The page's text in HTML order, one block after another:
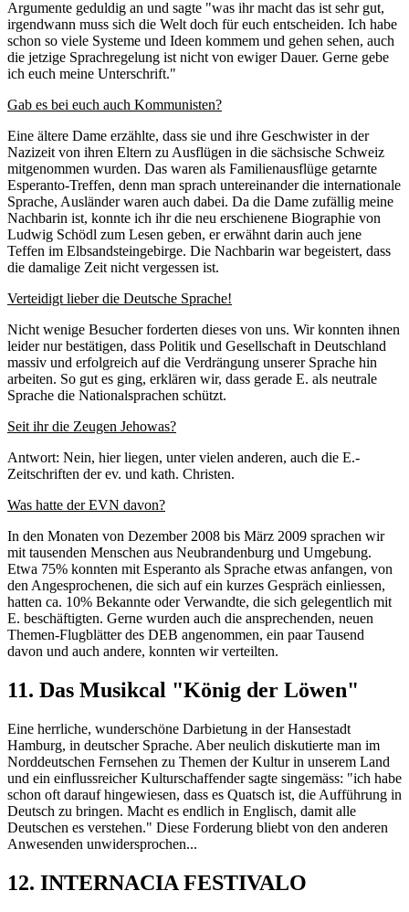
Argumente geduldig an und sagte "was ihr macht das ist sehr gut,
irgendwann muss sich die Welt doch für euch entscheiden. Ich habe
schon so viele Systeme und Ideen kommem und gehen sehen, auch
die jetzige Sprachregelung ist nicht von ewiger Dauer. Gerne gebe
ich euch meine Unterschrift."
Gab es bei euch auch Kommunisten?
Eine ältere Dame erzählte, dass sie und ihre Geschwister in der
Nazizeit von ihren Eltern zu Ausflügen in die sächsische Schweiz
mitgenommen wurden. Das waren als Familienausflüge getarnte
Esperanto-Treffen, denn man sprach untereinander die internationale
Sprache, Ausländer waren auch dabei. Da die Dame zufällig meine
Nachbarin ist, konnte ich ihr die neu erschienene Biographie von
Ludwig Schödl zum Lesen geben, er erwähnt darin auch jene
Teffen im Elbsandsteingebirge. Die Nachbarin war begeistert, dass
die damalige Zeit nicht vergessen ist.
Verteidigt lieber die Deutsche Sprache!
Nicht wenige Besucher forderten dieses von uns. Wir konnten ihnen
leider nur bestätigen, dass Politik und Gesellschaft in Deutschland
massiv und erfolgreich auf die Verdrängung unserer Sprache hin
arbeiten. So gut es ging, erklären wir, dass gerade E. als neutrale
Sprache die Nationalsprachen schützt.
Seit ihr die Zeugen Jehowas?
Antwort: Nein, hier liegen, unter vielen anderen, auch die E.-
Zeitschriften der ev. und kath. Christen.
Was hatte der EVN davon?
In den Monaten von Dezember 2008 bis März 2009 sprachen wir
mit tausenden Menschen aus Neubrandenburg und Umgebung.
Etwa 75% konnten mit Esperanto als Sprache etwas anfangen, von
den Angesprochenen, die sich auf ein kurzes Gespräch einliessen,
hatten ca. 10% Bekannte oder Verwandte, die sich gelegentlich mit
E. beschäftigten. Gerne wurden auch die ansprechenden, neuen
Themen-Flugblätter des DEB angenommen, ein paar Tausend
davon und auch andere, konnten wir verteilten.
11. Das Musikcal "König der Löwen"
Eine herrliche, wunderschöne Darbietung in der Hansestadt
Hamburg, in deutscher Sprache. Aber neulich diskutierte man im
Norddeutschen Fernsehen zu Themen der Kultur in unserem Land
und ein einflussreicher Kulturschaffender sagte singemäss: "ich habe
schon oft darauf hingewiesen, dass es Quatsch ist, die Aufführung in
Deutsch zu bringen. Macht es endlich in Englisch, damit alle
Deutschen es verstehen." Diese Forderung bliebt von den anderen
Anwesenden unwidersprochen...
12. INTERNACIA FESTIVALO